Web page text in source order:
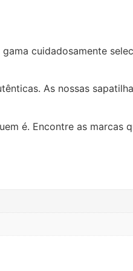
cuidadosamente
As nossas
é. Encontre as marcas